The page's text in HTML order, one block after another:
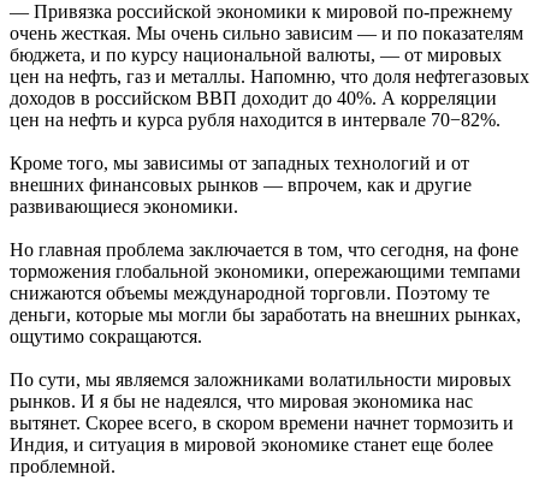
— Привязка российской экономики к мировой по-прежнему
очень жесткая. Мы очень сильно зависим — и по показателям
бюджета, и по курсу национальной валюты, — от мировых
цен на нефть, газ и металлы. Напомню, что доля нефтегазовых
доходов в российском ВВП доходит до 40%. А корреляции
цен на нефть и курса рубля находится в интервале 70−82%.
Кроме того, мы зависимы от западных технологий и от
внешних финансовых рынков — впрочем, как и другие
развивающиеся экономики.
Но главная проблема заключается в том, что сегодня, на фоне
торможения глобальной экономики, опережающими темпами
снижаются объемы международной торговли. Поэтому те
деньги, которые мы могли бы заработать на внешних рынках,
ощутимо сокращаются.
По сути, мы являемся заложниками волатильности мировых
рынков. И я бы не надеялся, что мировая экономика нас
вытянет. Скорее всего, в скором времени начнет тормозить и
Индия, и ситуация в мировой экономике станет еще более
проблемной.